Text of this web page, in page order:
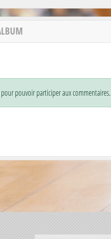
pour pouvoir participer aux commentaires.